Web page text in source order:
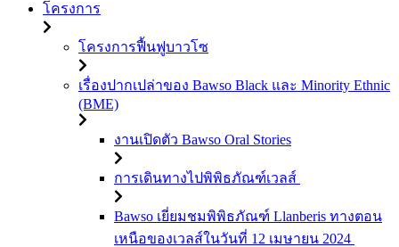
โครงการ
โครงการฟื้นฟูบาวโซ
เรื่องปากเปล่าของ Bawso Black และ Minority Ethnic
(BME)
งานเปิดตัว Bawso Oral Stories
การเดินทางไปพิพิธภัณฑ์เวลส์
Bawso เยี่ยมชมพิพิธภัณฑ์ Llanberis ทางตอน
เหนือของเวลส์ในวันที่ 12 เมษายน 2024